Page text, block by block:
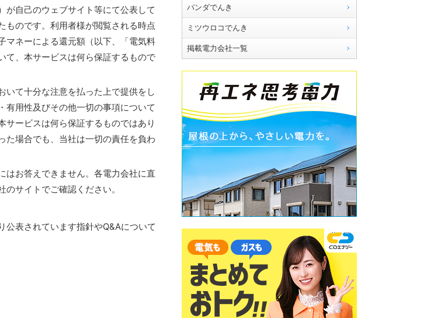
が自己のウェブサイト等にて公表して
ものです。利用者様が閲覧される時点
マネーによる還元額（以下、「電気料
て、本サービスは何ら保証するもので
いて十分な注意を払った上で提供をし
有用性及びその他一切の事項について
サービスは何ら保証するものではあり
た場合でも、当社は一切の責任を負わ
はお答えできません。各電力会社に直
サイトでご確認ください。
公表されています指針やQ&Aについて
パンダでんき
ミツウロコでんき
掲載電力会社一覧